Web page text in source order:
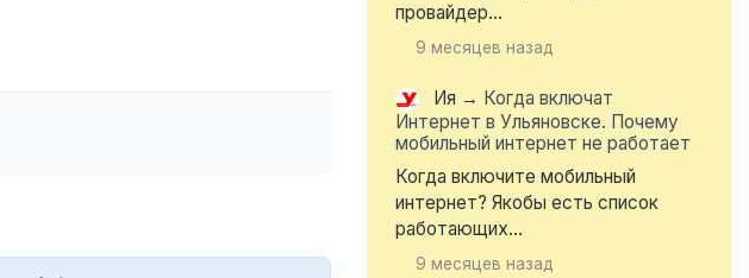
провайдер...
9 месяцев назад
Ия → Когда включат
Интернет в Ульяновске. Почему
мобильный интернет не работает
Когда включите мобильный
интернет? Якобы есть список
работающих...
9 месяцев назад